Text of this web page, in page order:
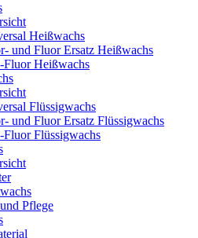
Heißwachs
und Fluor Ersatz Heißwachs
Fluor Heißwachs
Flüssigwachs
und Fluor Ersatz Flüssigwachs
Fluor Flüssigwachs
Pflege